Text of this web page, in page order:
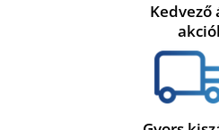
Kedvező